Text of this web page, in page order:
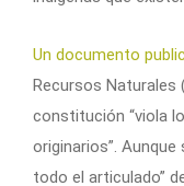
Un documento
Recursos Naturales
constitución “viola
originarios”.
todo el articulado”